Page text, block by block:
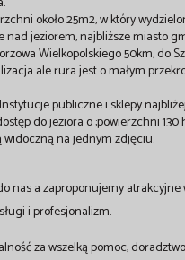
około 25m2, w który
jeziorem, najbliższe miasto
Wielkopolskiego 50km, do
ale rura jest o małym
publiczne i sklepy
do jeziora o ;powierzchni 130
widoczną na jednym zdjęciu.
nas a zaproponujemy atrakcyjne
i profesjonalizm.
za wszelką pomoc,